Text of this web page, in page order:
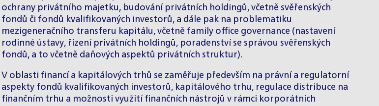
ochrany privátního majetku, budování privátních holdingů, včetně svěřenských
fondů či fondů kvalifikovaných investorů, a dále pak na problematiku
mezigeneračního transferu kapitálu, včetně family office governance (nastavení
rodinné ústavy, řízení privátních holdingů, poradenství se správou svěřenských
fondů, a to včetně daňových aspektů privátních struktur).
V oblasti financí a kapitálových trhů se zaměřuje především na právní a regulatorní
aspekty fondů kvalifikovaných investorů, kapitálového trhu, regulace distribuce na
finančním trhu a možnosti využití finančních nástrojů v rámci korporátních